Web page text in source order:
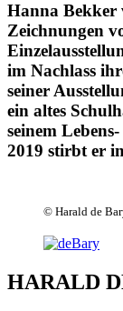
Hanna Bekker
Zeichnungen
im Nachlass
seiner
ein altes
seinem
2019 stirbt er
© Harald de
HARALD